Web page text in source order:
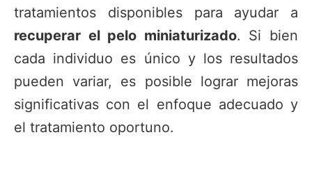
tratamientos disponibles para ayudar a
recuperar el pelo miniaturizado. Si bien
cada individuo es único y los resultados
pueden variar, es posible lograr mejoras
significativas con el enfoque adecuado y
el tratamiento oportuno.